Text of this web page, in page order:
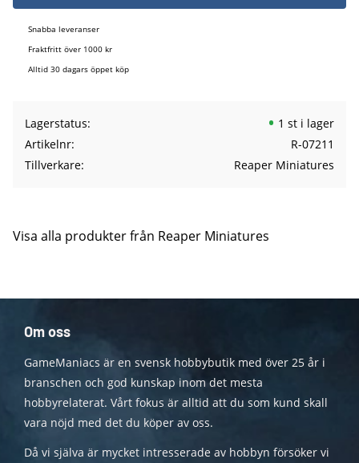
Snabba leveranser
Fraktfritt över 1000 kr
Alltid 30 dagars öppet köp
Lagerstatus
1 st i lager
Artikelnr
R-07211
Tillverkare
Reaper Miniatures
Visa alla produkter från Reaper Miniatures
Om oss
GameManiacs är en svensk hobbybutik med över 25 år i
branschen och god kunskap inom det mesta
hobbyrelaterat. Vårt fokus är alltid att du som kund skall
vara nöjd med det du köper av oss.
Då vi själva är mycket intresserade av hobbyn försöker vi